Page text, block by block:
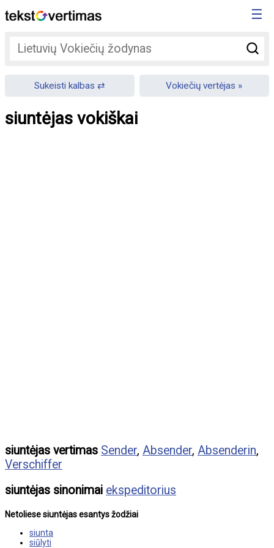
☰
Sukeisti kalbas Vokiečių vertėjas
siuntėjas vokiškai
siuntėjas vertimas Sender, Absender, Absenderin,
Verschiffer
siuntėjas sinonimai ekspeditorius
Netoliese siuntėjas esantys žodžiai
siunta
siūlyti